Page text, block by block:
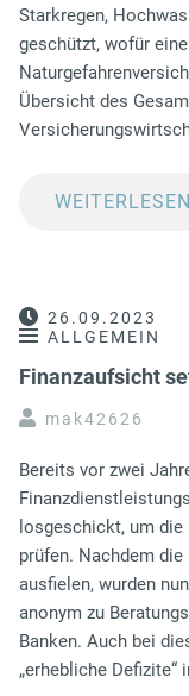
Starkregen,
geschützt, wofür
Übersicht des
WEITERLESEN
26.09.2023
ALLGEMEIN
Finanzaufsicht
mak42626
Bereits vor zwei
losgeschickt, um
prüfen. Nachdem
ausfielen, wurden
anonym zu
Banken. Auch bei
„erhebliche Defizite“